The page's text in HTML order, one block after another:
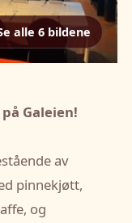
alle 6 bildene
Galeien!
av
pinnekjøtt,
og